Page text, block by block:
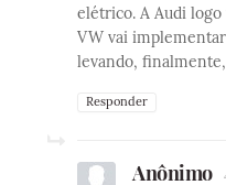
elétrico. A Audi logo
VW vai
levando, finalmente,
Responder
Anônimo